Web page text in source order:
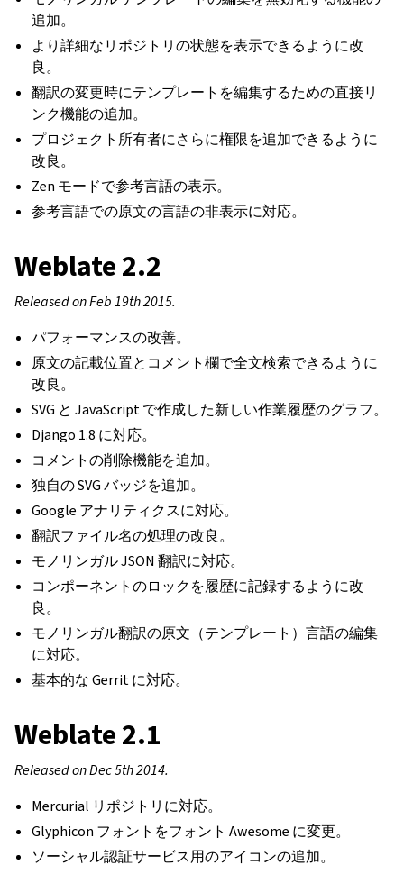
追加。
より詳細なリポジトリの状態を表示できるように改
良。
翻訳の変更時にテンプレートを編集するための直接リ
ンク機能の追加。
プロジェクト所有者にさらに権限を追加できるように
改良。
Zen モードで参考言語の表示。
参考言語での原文の言語の非表示に対応。
Weblate 2.2
Released on Feb 19th 2015.
パフォーマンスの改善。
原文の記載位置とコメント欄で全文検索できるように
改良。
SVG と JavaScript で作成した新しい作業履歴のグラフ。
Django 1.8 に対応。
コメントの削除機能を追加。
独自の SVG バッジを追加。
Google アナリティクスに対応。
翻訳ファイル名の処理の改良。
モノリンガル JSON 翻訳に対応。
コンポーネントのロックを履歴に記録するように改
良。
モノリンガル翻訳の原文（テンプレート）言語の編集
に対応。
基本的な Gerrit に対応。
Weblate 2.1
Released on Dec 5th 2014.
Mercurial リポジトリに対応。
Glyphicon フォントをフォント Awesome に変更。
ソーシャル認証サービス用のアイコンの追加。